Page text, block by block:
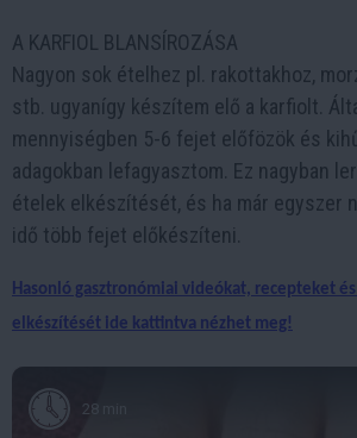
A KARFIOL BLANSÍROZÁSA
Nagyon sok ételhez pl. rakottakhoz,
stb. ugyanígy készítem elő a karfiolt.
mennyiségben 5-6 fejet előfözök és
adagokban lefagyasztom. Ez nagyban
ételek elkészítését, és ha már egyszer
idő több fejet előkészíteni.
Hasonló gasztronómiai videókat, recepteket
elkészítését ide kattintva nézhet meg!
28 min